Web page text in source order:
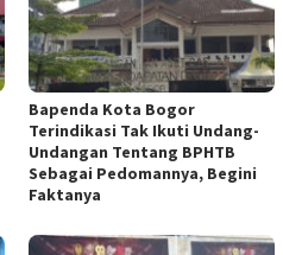
Bapenda Kota Bogor
Terindikasi Tak Ikuti Undang-
Undangan Tentang BPHTB
Sebagai Pedomannya, Begini
Faktanya